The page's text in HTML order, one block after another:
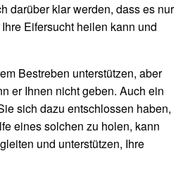
darüber klar werden, dass es nur
Eifersucht heilen kann und
Bestreben unterstützen, aber
er Ihnen nicht geben. Auch ein
sich dazu entschlossen haben,
eines solchen zu holen, kann
und unterstützen, Ihre